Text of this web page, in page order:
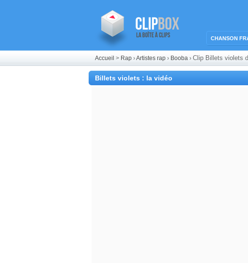
CHANSON
Accueil > Rap ›Artistes rap › Booba › Clip Billets violets
Billets violets : la vidéo